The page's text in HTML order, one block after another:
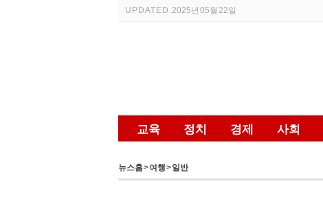
UPDATED.2025년 05월 22일
교육 정치 경제 사회
뉴스홈>여행>일반